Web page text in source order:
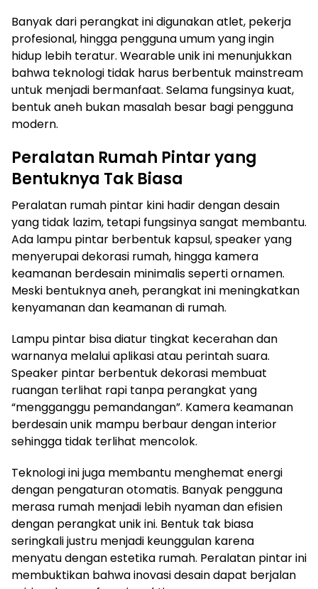
Banyak dari perangkat ini digunakan atlet, pekerja
profesional, hingga pengguna umum yang ingin
hidup lebih teratur. Wearable unik ini menunjukkan
bahwa teknologi tidak harus berbentuk mainstream
untuk menjadi bermanfaat. Selama fungsinya kuat,
bentuk aneh bukan masalah besar bagi pengguna
modern.
Peralatan Rumah Pintar yang
Bentuknya Tak Biasa
Peralatan rumah pintar kini hadir dengan desain
yang tidak lazim, tetapi fungsinya sangat membantu.
Ada lampu pintar berbentuk kapsul, speaker yang
menyerupai dekorasi rumah, hingga kamera
keamanan berdesain minimalis seperti ornamen.
Meski bentuknya aneh, perangkat ini meningkatkan
kenyamanan dan keamanan di rumah.
Lampu pintar bisa diatur tingkat kecerahan dan
warnanya melalui aplikasi atau perintah suara.
Speaker pintar berbentuk dekorasi membuat
ruangan terlihat rapi tanpa perangkat yang
“mengganggu pemandangan”. Kamera keamanan
berdesain unik mampu berbaur dengan interior
sehingga tidak terlihat mencolok.
Teknologi ini juga membantu menghemat energi
dengan pengaturan otomatis. Banyak pengguna
merasa rumah menjadi lebih nyaman dan efisien
dengan perangkat unik ini. Bentuk tak biasa
seringkali justru menjadi keunggulan karena
menyatu dengan estetika rumah. Peralatan pintar ini
membuktikan bahwa inovasi desain dapat berjalan